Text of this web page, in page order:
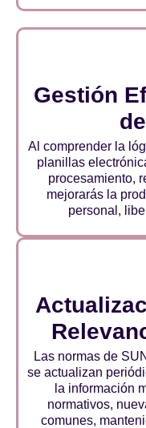
Gestión
Al comprender la
planillas
procesamiento,
mejorarás la
personal,
Las normas de
se actualizan
la información
normativos,
comunes,